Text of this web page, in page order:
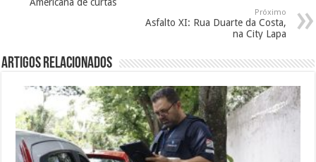
Próximo
Asfalto XI: Rua Duarte da Costa,
na City Lapa
Artigos Relacionados